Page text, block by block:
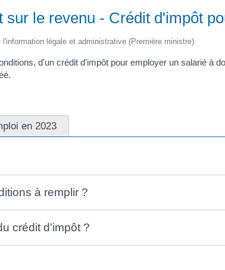
sur le revenu - Crédit d'impôt
légale et administrative (Première ministre)
d'un crédit d'impôt pour employer un salarié à
en 2023
à remplir ?
crédit d'impôt ?